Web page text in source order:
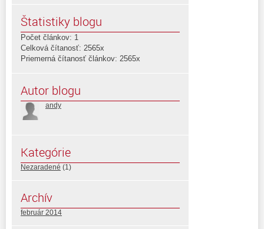
Štatistiky blogu
Počet článkov: 1
Celková čítanosť: 2565x
Priemerná čítanosť článkov: 2565x
Autor blogu
andy
Kategórie
Nezaradené (1)
Archív
február 2014